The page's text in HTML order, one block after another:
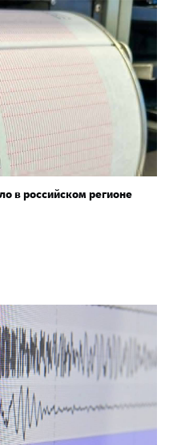
в российском регионе